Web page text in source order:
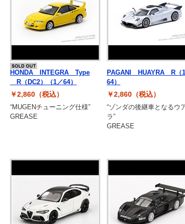
HONDA INTEGRA Type
R（DC2）（1／64）
￥2,860（税込）
“MUGENチューニング仕様”
GREASE
PAGANI HUAYRA R（
64）
￥2,860（税込）
“ゾンダの後継車となるウ
ラ”
GREASE